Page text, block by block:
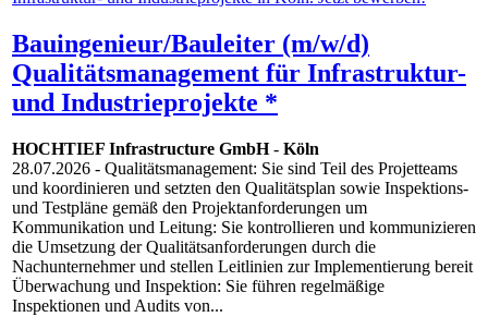
Bauingenieur/Bauleiter (m/w/d)
Qualitätsmanagement für Infrastruktur-
und Industrieprojekte *
HOCHTIEF Infrastructure GmbH- Köln
28.07.2026 - Qualitätsmanagement: Sie sind Teil des Projetteams
und koordinieren und setzten den Qualitätsplan sowie Inspektions-
und Testpläne gemäß den Projektanforderungen um
Kommunikation und Leitung: Sie kontrollieren und kommunizieren
die Umsetzung der Qualitätsanforderungen durch die
Nachunternehmer und stellen Leitlinien zur Implementierung bereit
Überwachung und Inspektion: Sie führen regelmäßige
Inspektionen und Audits von...